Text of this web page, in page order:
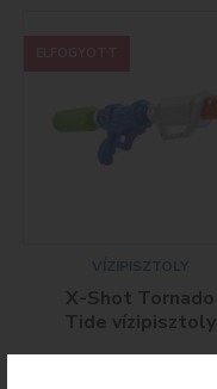
VÍZIPISZTOLY
X-Shot Tornado
Tide vízipisztoly